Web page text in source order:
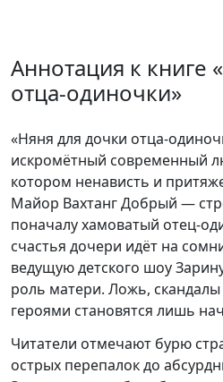
Аннотация к книге
отца-одиночки»
«Няня для дочки отца-
искромётный современный
котором ненависть и
Майор Вахтанг Добрый —
поначалу хамоватый отец-
счастья дочери идёт на
ведущую детского шоу
роль матери. Ложь,
героями становятся лишь
Читатели отмечают бурю
острых перепалок до